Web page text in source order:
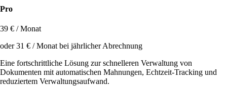
Pro
39 € / Monat
oder 31 € / Monat bei jährlicher Abrechnung
Eine fortschrittliche Lösung zur schnelleren Verwaltung von
Dokumenten mit automatischen Mahnungen, Echtzeit-Tracking und
reduziertem Verwaltungsaufwand.